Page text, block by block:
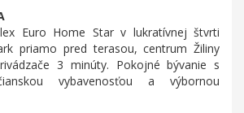
Euro Home Star v lukratívnej štvrti
priamo pred terasou, centrum Žiliny
3 minúty. Pokojné bývanie s
vybavenosťou a výbornou